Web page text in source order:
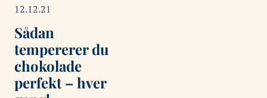
12.12.21
Sådan
tempererer du
chokolade
perfekt – hver